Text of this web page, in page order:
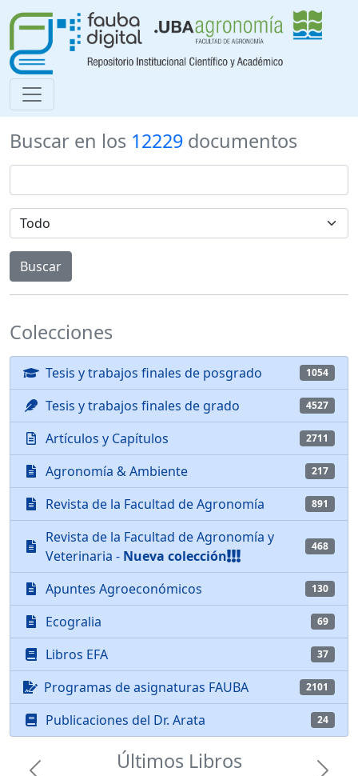
Buscar en los 12229 documentos
Colecciones
Tesis y trabajos finales de posgrado 1054
Tesis y trabajos finales de grado 4527
Artículos y Capítulos 2711
Agronomía & Ambiente 217
Revista de la Facultad de Agronomía 891
Revista de la Facultad de Agronomía y
Veterinaria - Nueva colección
468
Apuntes Agroeconómicos 130
Ecogralia 69
Libros EFA 37
Programas de asignaturas FAUBA 2101
Publicaciones del Dr. Arata 24
Últimos Libros
Previous Next